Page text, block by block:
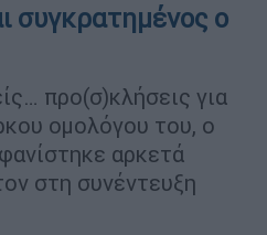
συγκρατημένος ο
προ(σ)κλήσεις για
ομολόγου του, ο
αρκετά
στη συνέντευξη